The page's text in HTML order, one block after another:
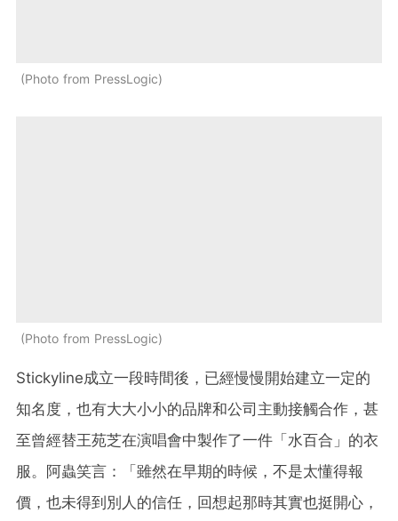
Photo from PressLogic
Photo from PressLogic
Stickyline成立一段時間後，已經慢慢開始建立一定的
知名度，也有大大小小的品牌和公司主動接觸合作，甚
至曾經替王苑芝在演唱會中製作了一件「水百合」的衣
服。阿蟲笑言：「雖然在早期的時候，不是太懂得報
價，也未得到別人的信任，回想起那時其實也挺開心，